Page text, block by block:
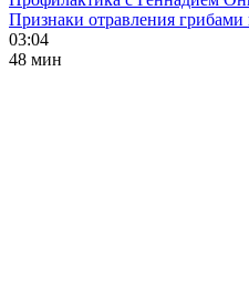
Признаки отравления грибами
03:04
48 мин